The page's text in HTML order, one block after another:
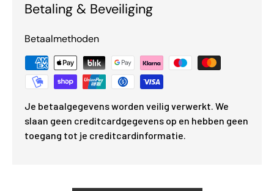
Betaling & Beveiliging
Betaalmethoden
Je betaalgegevens worden veilig verwerkt. We
slaan geen creditcardgegevens op en hebben geen
toegang tot je creditcardinformatie.